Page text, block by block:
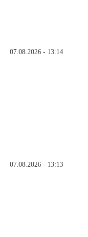
07.08.2026 - 13:14
07.08.2026 - 13:13